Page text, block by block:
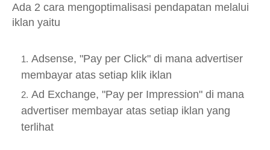
Ada 2 cara mengoptimalisasi pendapatan melalui
iklan yaitu
Adsense, "Pay per Click" di mana advertiser
membayar atas setiap klik iklan
Ad Exchange, "Pay per Impression" di mana
advertiser membayar atas setiap iklan yang
terlihat